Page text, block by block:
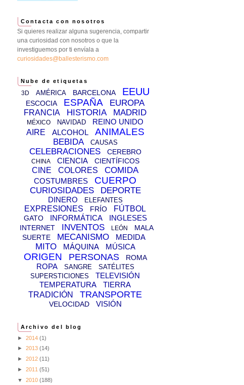
Contacta con nosotros
Si quieres realizar alguna sugerencia, compartir
una curiosidad con nosotros o que la
investiguemos por ti envíala a
curiosidades@ballesterismo.com
Nube de etiquetas
3D AMÉRICA BARCELONA EEUU
ESCOCIA ESPAÑA EUROPA
FRANCIA HISTORIA MADRID
MÉXICO NAVIDAD
REINO UNIDO
AIRE
ALCOHOL ANIMALES
BEBIDA CAUSAS
CELEBRACIONES CEREBRO
CHINA CIENCIA CIENTÍFICOS
CINE COLORES COMIDA
COSTUMBRES CUERPO
CURIOSIDADES DEPORTE
DINERO ELEFANTES
EXPRESIONES FRÍO FÚTBOL
GATO INFORMÁTICA INGLESES
INTERNET INVENTOS LEÓN
MALA
SUERTE
MECANISMO MEDIDA
MITO MÁQUINA MÚSICA
ORIGEN PERSONAS ROMA
ROPA SANGRE
SATÉLITES
SUPERSTICIONES
TELEVISIÓN
TEMPERATURA
TIERRA
TRADICIÓN
TRANSPORTE
VELOCIDAD VISIÓN
Archivo del blog
► 2014 (1)
► 2013 (14)
► 2012 (11)
► 2011 (51)
▼ 2010 (188)